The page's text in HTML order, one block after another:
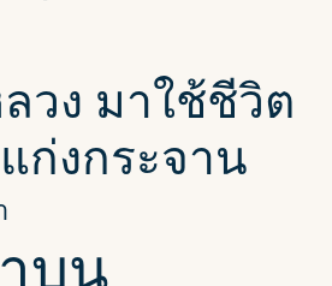
วง มาใช้ชีวิต
ก่งกระจาน
บน